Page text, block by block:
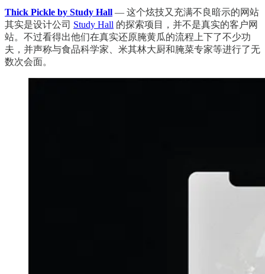
Thick Pickle by Study Hall — 这个炫技又充满不良暗示的网站
其实是设计公司 Study Hall 的探索项目，并不是真实的客户网
站。不过看得出他们在真实还原腌黄瓜的流程上下了不少功
夫，并声称与食品科学家、米其林大厨和腌菜专家等进行了无
数次会面。